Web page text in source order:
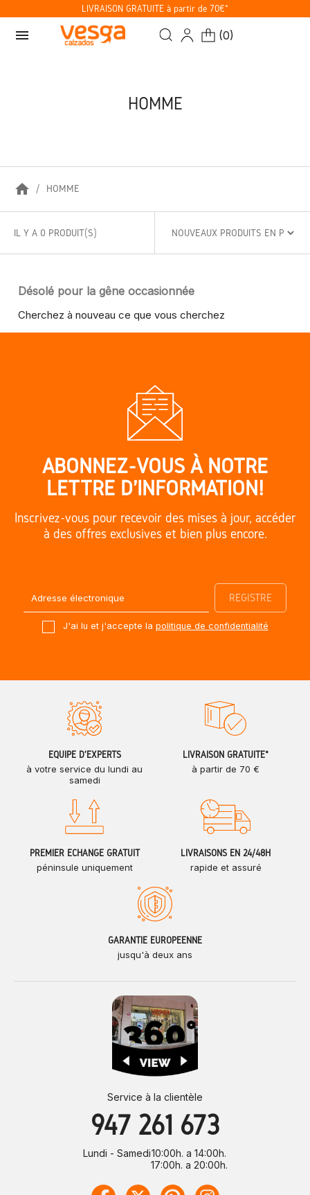
LIVRAISON GRATUITE à partir de 70€*
menu (0)
HOMME
home HOMME
IL Y A 0 PRODUIT(S)
Désolé pour la gêne occasionnée
Cherchez à nouveau ce que vous cherchez
ABONNEZ-VOUS À NOTRE
LETTRE D'INFORMATION!
Inscrivez-vous pour recevoir des mises à jour, accéder
à des offres exclusives et bien plus encore.
J'ai lu et j'accepte la politique de confidentialité
ÉQUIPE D'EXPERTS
à votre service du lundi au
samedi
LIVRAISON GRATUITE*
à partir de 70 €
PREMIER ÉCHANGE GRATUIT
péninsule uniquement
LIVRAISONS EN 24/48H
rapide et assuré
GARANTIE EUROPÉENNE
jusqu'à deux ans
Service à la clientèle
947 261 673
Lundi - Samedi10:00h. a 14:00h.
17:00h. a 20:00h.